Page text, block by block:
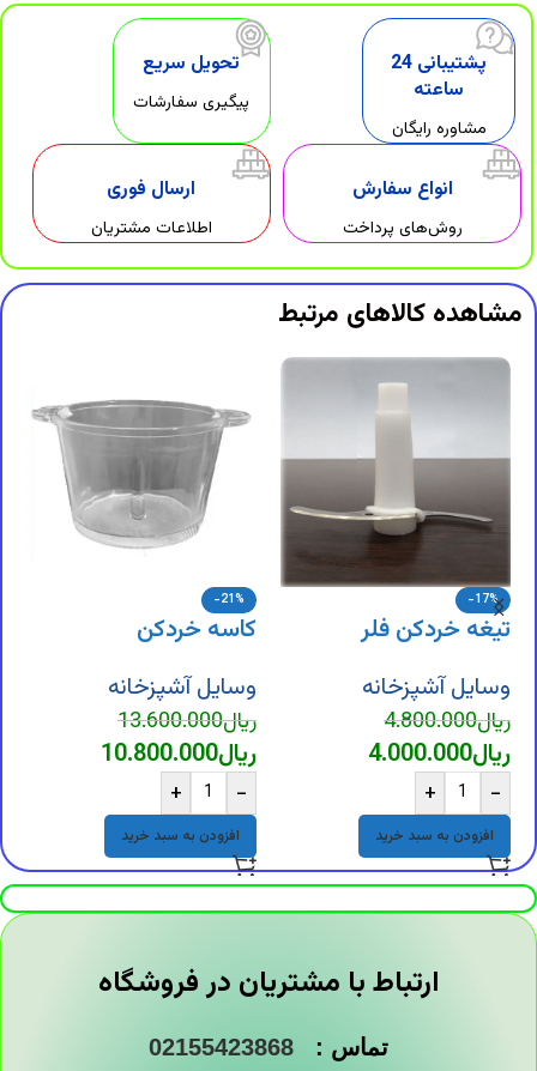
پشتیبانی 24
ساعته
مشاوره رایگان
تحویل سریع
پیگیری سفارشات
انواع سفارش
روش‌های پرداخت
ارسال فوری
اطلاعات مشتریان
مشاهده کالاهای مرتبط
-17%
تیغه خردکن فلر
وسایل آشپزخانه
ریال4.800.000
ریال4.000.000
-
+
افزودن به سبد خرید
-21%
کاسه خردکن
وسایل آشپزخانه
ریال13.600.000
ریال10.800.000
-
+
افزودن به سبد خرید
ارتباط با مشتریان در فروشگاه
تماس : 02155423868